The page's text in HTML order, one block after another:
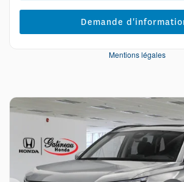
Demande
Mentions légales